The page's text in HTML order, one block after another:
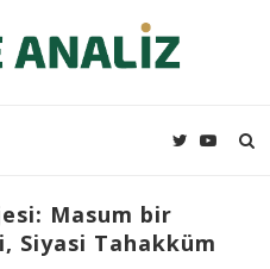
Masum bir
Siyasi Tahakküm